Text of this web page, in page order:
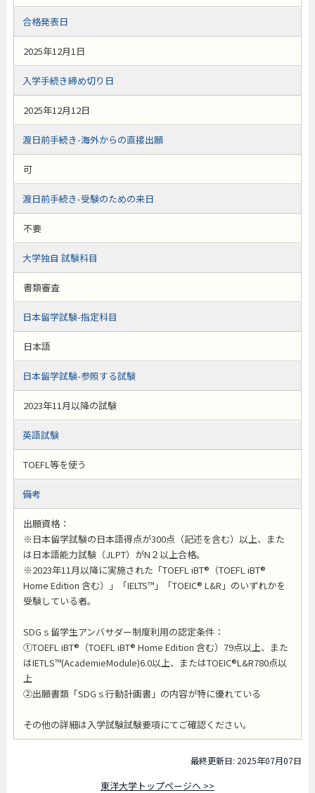
合格発表日
2025年12月1日
入学手続き締め切り日
2025年12月12日
渡日前手続き-海外からの直接出願
可
渡日前手続き-受験のための来日
不要
大学独自 試験科目
書類審査
日本留学試験-指定科目
日本語
日本留学試験-参照する試験
2023年11月以降の試験
英語試験
TOEFL等を使う
備考
出願資格：
※日本留学試験の日本語得点が300点（記述を含む）以上、また
は日本語能力試験（JLPT）がN２以上合格。
※2023年11月以降に実施された「TOEFL iBT®（TOEFL iBT®
Home Edition 含む）」「IELTS™」「TOEIC® L&R」のいずれかを
受験している者。
SDGｓ留学生アンバサダー制度利用の認定条件：
①TOEFL iBT®（TOEFL iBT® Home Edition 含む）79点以上、また
はIETLS™(AcademieModule)6.0以上、またはTOEIC®L&R780点以
上
②出願書類「SDGｓ行動計画書」の内容が特に優れている
その他の詳細は入学試験試験要項にてご確認ください。
最終更新日: 2025年07月07日
東洋大学トップページへ >>